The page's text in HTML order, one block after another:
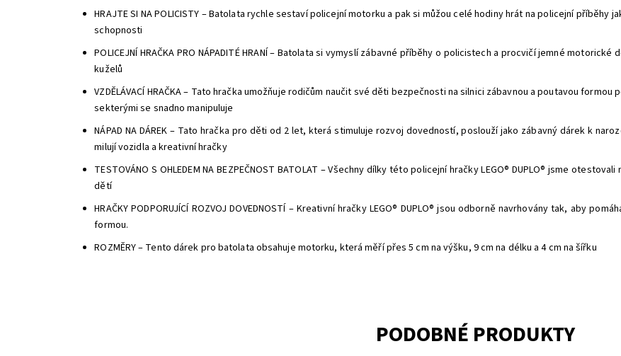
HRAJTE SI NA POLICISTY – Batolata rychle sestaví policejní motorku a pak si můžou celé hodiny hrát na policejní
schopnosti
POLICEJNÍ HRAČKA PRO NÁPADITÉ HRANÍ – Batolata si vymyslí zábavné příběhy o policistech a procvičí jemné
kuželů
VZDĚLÁVACÍ HRAČKA – Tato hračka umožňuje rodičům naučit své děti bezpečnosti na silnici zábavnou a poutavou
sekterými se snadno manipuluje
NÁPAD NA DÁREK – Tato hračka pro děti od 2 let, která stimuluje rozvoj dovedností, poslouží jako zábavný dárek k
milují vozidla a kreativní hračky
TESTOVÁNO S OHLEDEM NA BEZPEČNOST BATOLAT – Všechny dílky této policejní hračky LEGO® DUPLO® jsme
dětí
HRAČKY PODPORUJÍCÍ ROZVOJ DOVEDNOSTÍ – Kreativní hračky LEGO® DUPLO® jsou odborně navrhovány tak, aby
formou.
ROZMĚRY – Tento dárek pro batolata obsahuje motorku, která měří přes 5 cm na výšku, 9 cm na délku a 4 cm na šířku
PODOBNÉ PRODUKTY